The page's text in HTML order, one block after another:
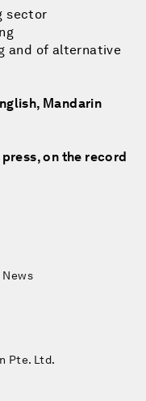
sector
and of alternative
Mandarin
on the record
News
Pte. Ltd.